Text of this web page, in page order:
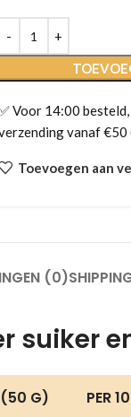
Voor 14:00
vanaf €50
Toevoegen aan
(0)
suiker
(50 G) PER